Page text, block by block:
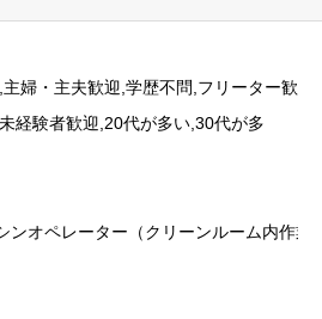
婦・主夫歓迎,学歴不問,フリーター歓
経験者歓迎,20代が多い,30代が多
ンオペレーター（クリーンルーム内作業